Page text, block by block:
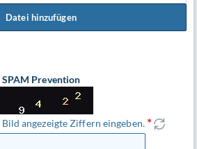
Datei hinzufügen
SPAM Prevention
angezeigte Ziffern eingeben.